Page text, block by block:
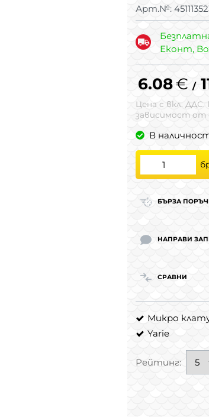
Арт.№:
Еконт,
6.08€ /
Цена с вкл. ДДС.
зависимост от
В
БЪРЗА
НАПРАВИ
СРАВНИ
Микро
Yarie
Рейтинг: